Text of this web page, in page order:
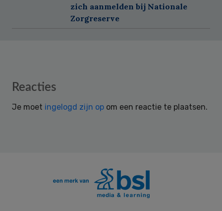
zich aanmelden bij Nationale
Zorgreserve
Reader
Reacties
Je moet ingelogd zijn op om een reactie te plaatsen.